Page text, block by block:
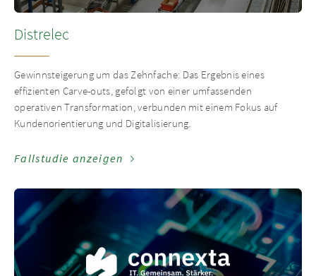
Distrelec
Gewinnsteigerung um das Zehnfache: Das Ergebnis eines
effizienten Carve-outs, gefolgt von einer umfassenden
operativen Transformation, verbunden mit einem Fokus auf
Kundenorientierung und Digitalisierung.
Fallstudie anzeigen